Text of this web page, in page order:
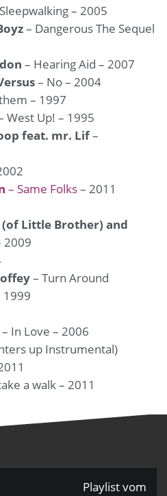
– 2005
– Dangerous The Sequel
– Hearing Aid – 2007
– No – 2004
– 1997
West Up! – 1995
feat. mr. Lif–
– Same Folks– 2011
(of Little Brother) and
2009
– Turn Around
1999
– In Love – 2006
up Instrumental)
a walk – 2011
Playlist vom